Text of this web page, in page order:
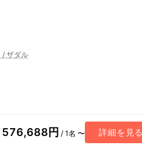
/ ザダル
576,688円 / 1名 〜 詳細を見る